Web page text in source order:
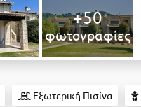
+50
φωτογραφίες
Εξωτερική Πισίνα